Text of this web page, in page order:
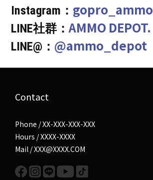
Instagram： gopro_ammo
LINE社群：AMMO DEPOT.
LINE@： @ammo_depot
Contact
Phone / XX-XXX-XXX-XXX
Hours / XXXX-XXXX
Mail / XXX@XXXX.COM